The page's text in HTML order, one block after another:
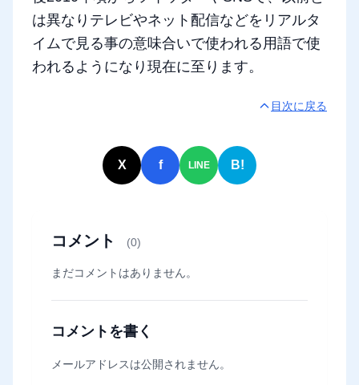
は異なりテレビやネット配信などをリアルタ
イムで見る事の意味合いで使われる用語で使
われるようになり現在に至ります。
目次に戻る
X f LINE B!
コメント (0)
まだコメントはありません。
コメントを書く
メールアドレスは公開されません。